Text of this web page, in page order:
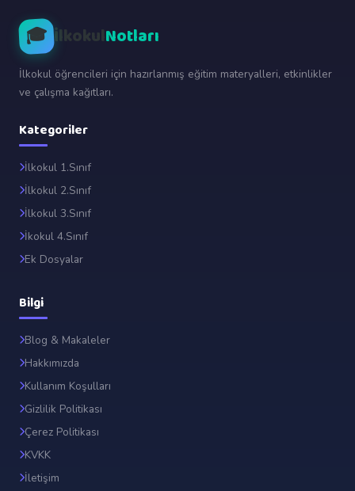
🎓 İlkokulNotları
İlkokul öğrencileri için hazırlanmış eğitim materyalleri, etkinlikler
ve çalışma kağıtları.
Kategoriler
İlkokul 1.Sınıf
İlkokul 2.Sınıf
İlkokul 3.Sınıf
İkokul 4.Sınıf
Ek Dosyalar
Bilgi
Blog & Makaleler
Hakkımızda
Kullanım Koşulları
Gizlilik Politikası
Çerez Politikası
KVKK
İletişim